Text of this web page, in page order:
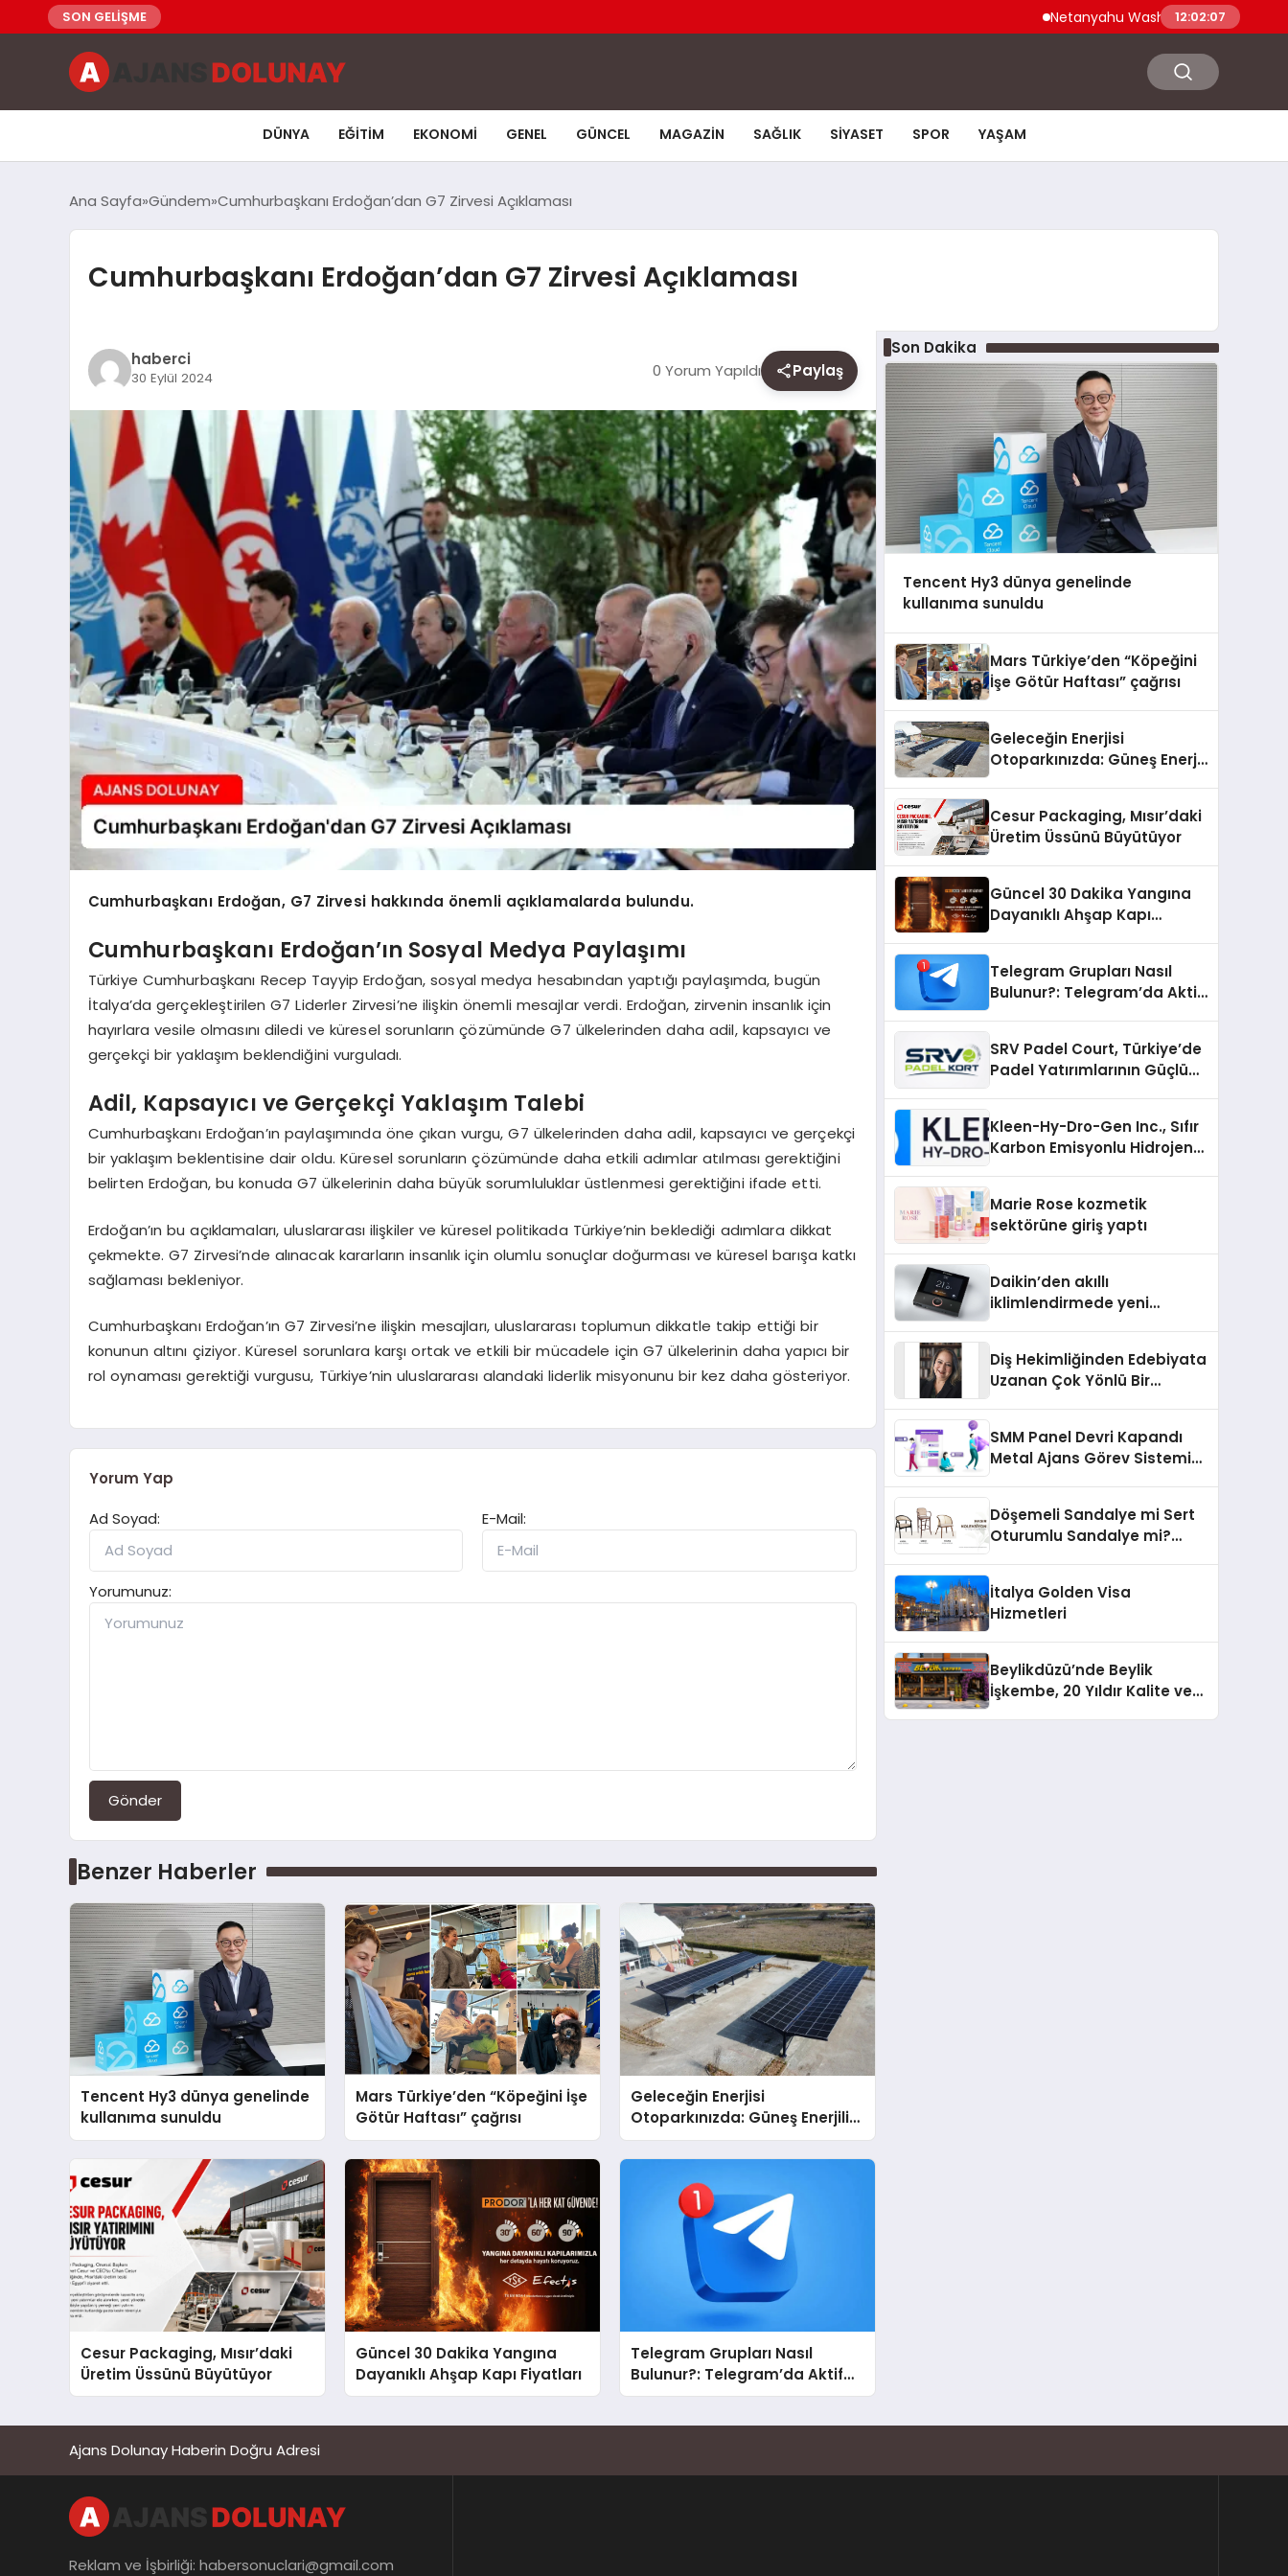
SON GELİŞME Netanyahu Washington Ziyaretinde ABD
12:02:08
DÜNYA EĞITIM EKONOMI GENEL GÜNCEL MAGAZIN SAĞLIK SIYASET SPOR YAŞAM
Ana Sayfa Gündem Cumhurbaşkanı Erdoğan’dan G7 Zirvesi Açıklaması
Cumhurbaşkanı Erdoğan’dan G7 Zirvesi Açıklaması
haberci
30 Eylül 2024 0 Yorum Yapıldı Paylaş
Cumhurbaşkanı Erdoğan, G7 Zirvesi hakkında önemli açıklamalarda bulundu.
Cumhurbaşkanı Erdoğan’ın Sosyal Medya Paylaşımı
Türkiye Cumhurbaşkanı Recep Tayyip Erdoğan, sosyal medya hesabından yaptığı paylaşımda, bugün
İtalya’da gerçekleştirilen G7 Liderler Zirvesi’ne ilişkin önemli mesajlar verdi. Erdoğan, zirvenin insanlık için
hayırlara vesile olmasını diledi ve küresel sorunların çözümünde G7 ülkelerinden daha adil, kapsayıcı ve
gerçekçi bir yaklaşım beklendiğini vurguladı.
Adil, Kapsayıcı ve Gerçekçi Yaklaşım Talebi
Cumhurbaşkanı Erdoğan’ın paylaşımında öne çıkan vurgu, G7 ülkelerinden daha adil, kapsayıcı ve gerçekçi
bir yaklaşım beklentisine dair oldu. Küresel sorunların çözümünde daha etkili adımlar atılması gerektiğini
belirten Erdoğan, bu konuda G7 ülkelerinin daha büyük sorumluluklar üstlenmesi gerektiğini ifade etti.
Erdoğan’ın bu açıklamaları, uluslararası ilişkiler ve küresel politikada Türkiye’nin beklediği adımlara dikkat
çekmekte. G7 Zirvesi’nde alınacak kararların insanlık için olumlu sonuçlar doğurması ve küresel barışa katkı
sağlaması bekleniyor.
Cumhurbaşkanı Erdoğan’ın G7 Zirvesi’ne ilişkin mesajları, uluslararası toplumun dikkatle takip ettiği bir
konunun altını çiziyor. Küresel sorunlara karşı ortak ve etkili bir mücadele için G7 ülkelerinin daha yapıcı bir
rol oynaması gerektiği vurgusu, Türkiye’nin uluslararası alandaki liderlik misyonunu bir kez daha gösteriyor.
Yorum Yap
Ad Soyad:
E-Mail:
Yorumunuz:
Gönder
Benzer Haberler
Tencent Hy3 dünya genelinde
kullanıma sunuldu
Mars Türkiye’den “Köpeğini İşe
Götür Haftası” çağrısı
Geleceğin Enerjisi
Otoparkınızda: Güneş Enerjili
Carport (Solar Otopark)
Nedir?
Cesur Packaging, Mısır’daki
Üretim Üssünü Büyütüyor
Güncel 30 Dakika Yangına
Dayanıklı Ahşap Kapı Fiyatları
Telegram Grupları Nasıl
Bulunur?: Telegram’da Aktif
Topluluk Bulmanın Yolları
Son Dakika
Tencent Hy3 dünya genelinde
kullanıma sunuldu
Mars Türkiye’den “Köpeğini
İşe Götür Haftası” çağrısı
Geleceğin Enerjisi
Otoparkınızda: Güneş Enerjili
Cesur Packaging, Mısır’daki
Üretim Üssünü Büyütüyor
Güncel 30 Dakika Yangına
Dayanıklı Ahşap Kapı
Telegram Grupları Nasıl
Bulunur?: Telegram’da Aktif
SRV Padel Court, Türkiye’de
Padel Yatırımlarının Güçlü
Kleen-Hy-Dro-Gen Inc., Sıfır
Karbon Emisyonlu Hidrojen
Aldı
Marie Rose kozmetik
sektörüne giriş yaptı
Daikin’den akıllı
iklimlendirmede yeni
Diş Hekimliğinden Edebiyata
Uzanan Çok Yönlü Bir
SMM Panel Devri Kapandı
Metal Ajans Görev Sistemi
Döşemeli Sandalye mi Sert
Oturumlu Sandalye mi?
İtalya Golden Visa
Hizmetleri
Beylikdüzü’nde Beylik
İşkembe, 20 Yıldır Kalite ve
Ajans Dolunay Haberin Doğru Adresi
Reklam ve İşbirliği: habersonuclari@gmail.com